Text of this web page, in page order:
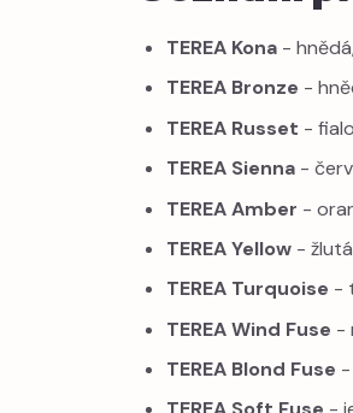
TEREA Kona -
TEREA Bronze -
TEREA Russet -
TEREA Sienna -
TEREA Amber -
TEREA Yellow -
TEREA Turquoise -
TEREA Wind Fuse -
TEREA Blond Fuse -